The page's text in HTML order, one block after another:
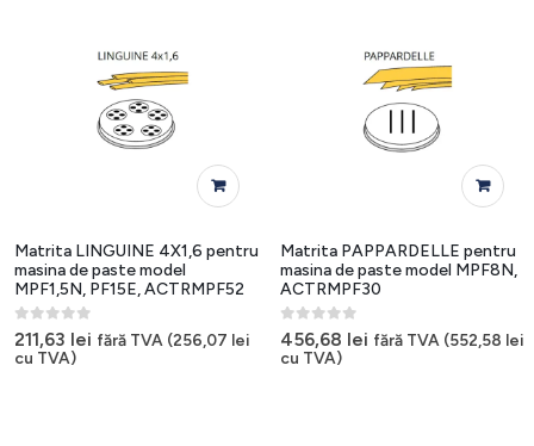
Matrita LINGUINE 4X1,6 pentru
masina de paste model
MPF1,5N, PF15E, ACTRMPF52
0out of 5
211,63 lei fără TVA (256,07 lei
cu TVA)
Matrita PAPPARDELLE pentru
masina de paste model MPF8N,
ACTRMPF30
0out of 5
456,68 lei fără TVA (552,58 lei
cu TVA)